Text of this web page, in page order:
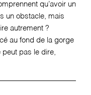
qu’avoir un
un obstacle, mais
autrement ?
au fond de la gorge
peut pas le dire,